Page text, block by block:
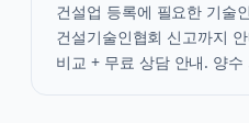
건설업 등록에 필요한 기술
건설기술인협회 신고까지
비교 + 무료 상담 안내. 양